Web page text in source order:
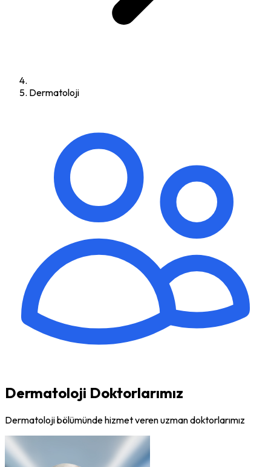
Dermatoloji
Dermatoloji Doktorlarımız
Dermatoloji bölümünde hizmet veren uzman doktorlarımız